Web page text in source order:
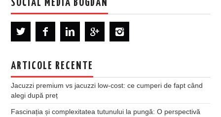
SOCIAL MEDIA BOGDAN
ARTICOLE RECENTE
Jacuzzi premium vs jacuzzi low-cost: ce cumperi de fapt când
alegi după preț
Fascinația și complexitatea tutunului la pungă: O perspectivă